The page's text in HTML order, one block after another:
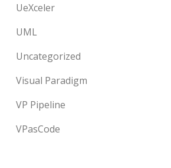
UeXceler
UML
Uncategorized
Visual Paradigm
VP Pipeline
VPasCode